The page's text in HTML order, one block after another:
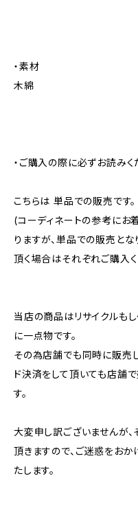
・素材
木綿
・ご購入の際に必ずお読みく
こちらは 単品での販売です。
(コーディネートの参考にお
りますが、単品での販売とな
頂く場合はそれぞれご購入く
当店の商品はリサイクルも
に一点物です。
その為店舗でも同時に販売
ド決済をして頂いても店舗
す。
大変申し訳ございませんが
頂きますので、ご迷惑をおか
たします。